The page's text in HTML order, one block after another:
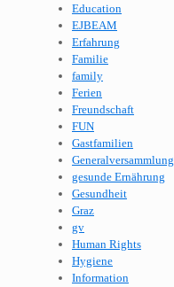
Education
EJBEAM
Erfahrung
Familie
family
Ferien
Freundschaft
FUN
Gastfamilien
Generalversammlung
gesunde Ernährung
Gesundheit
Graz
gv
Human Rights
Hygiene
Information